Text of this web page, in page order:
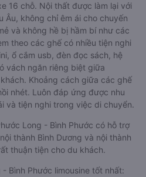
16 chỗ. Nội thất được làm lại với
Âu, không chỉ êm ái cho chuyến
và không hề bị hầm bí như các
theo các ghế có nhiều tiện nghi
ổ cắm usb, đèn đọc sách, hệ
vách ngăn riêng biệt giữa
Khoảng cách giữa các ghế
nhét. Luôn đáp ứng được nhu
và tiện nghi trong việc di chuyển.
Long - Bình Phước có hỗ trợ
thành Bình Dương và nội thành
thuận tiện cho du khách.
Bình Phước limousine tốt nhất: